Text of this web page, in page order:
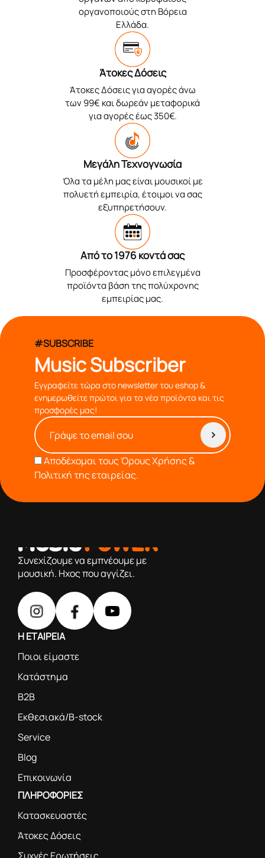
οργανοποιούς στη Βόρεια
Ελλάδα.
Άτοκες Δόσεις
Άτοκες Δόσεις για αγορές άνω
των 99€ και δωρεάν μεταφορικά
για αγορές έως 350€.
Μεγάλη Τεχνογνωσία
Όλα τα μέλη μας είναι μουσικοί με
πολυετή εμπειρία, έτοιμοι να σας
εξυπηρετήσουν.
Από το 1976 κοντά σας
Προσφέροντας μόνο επιλεγμένα
προϊόντα βάση της πολύχρονης
εμπειρίας μας.
#SUBSCRIBE
Music Subscriber
Εγγραφείτε τώρα στο newsletter του eshop &
ενημερωθείτε πρώτοι για τα νέα προϊόντα και τις
προσφορές μας!
Αποδέχομαι τουςΌρους Χρήσης &
Πολιτική της εταιρείας.
Συνεχίζουμε να εμπνέουμε με
μουσική. Ηχος που αγγίζει.
Η ΕΤΑΙΡΕΙΑ
Ποιοι είμαστε
Κατάστημα
B2B
Εκθεσιακά/B-stock
Service
Blog
Επικοινωνία
ΠΛΗΡΟΦΟΡΙΕΣ
Κατασκευαστές
Άτοκες Δόσεις